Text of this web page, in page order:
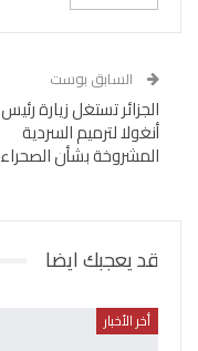
السابق بوست
الجزائر تستغل زيارة رئيس
أنغولا لترميم السردية
المشروخة بشأن الصحراء
قد يعجبك ايضا
أخر الأخبار